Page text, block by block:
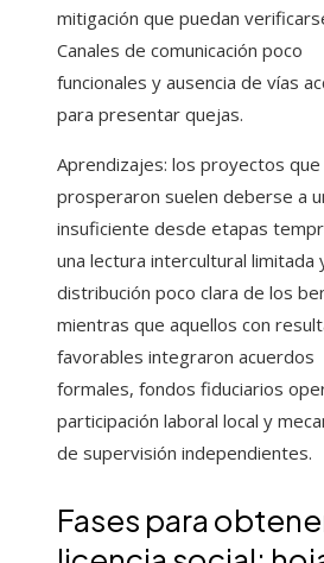
mitigación que puedan
Canales de comunicación poco
funcionales y ausencia de vías
para presentar quejas.
Aprendizajes: los proyectos que
prosperaron suelen deberse a
insuficiente desde etapas
una lectura intercultural limitada
distribución poco clara de los
mientras que aquellos con
favorables integraron acuerdos
formales, fondos fiduciarios
participación laboral local y
de supervisión independientes.
Fases para